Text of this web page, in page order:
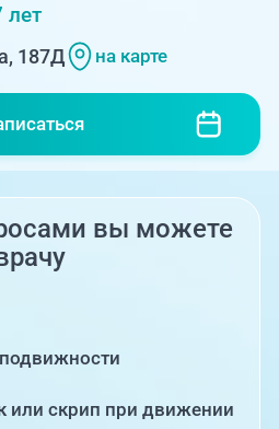
00-03
лет
187Д на карте
вы можете
или скрип при движении